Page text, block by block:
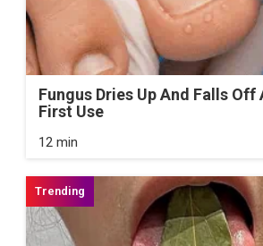
Fungus Dries Up And Falls
First Use
12 min